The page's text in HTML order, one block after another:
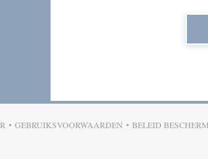
IN EEN NIEUW VENSTER))
GEBRUIKSVOORWAARDEN
((OPENT IN EEN NIEUW
BELEID